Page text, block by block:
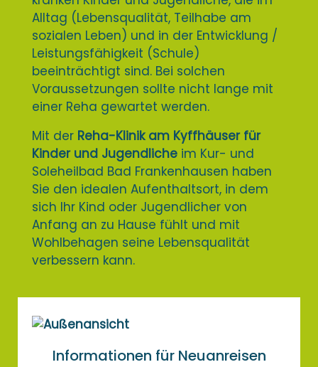
Alltag (Lebensqualität, Teilhabe am
sozialen Leben) und in der Entwicklung /
Leistungsfähigkeit (Schule)
beeinträchtigt sind. Bei solchen
Voraussetzungen sollte nicht lange mit
einer Reha gewartet werden.
Mit der Reha-Klinik am Kyffhäuser für
Kinder und Jugendliche im Kur- und
Soleheilbad Bad Frankenhausen haben
Sie den idealen Aufenthaltsort, in dem
sich Ihr Kind oder Jugendlicher von
Anfang an zu Hause fühlt und mit
Wohlbehagen seine Lebensqualität
verbessern kann.
Informationen für Neuanreisen